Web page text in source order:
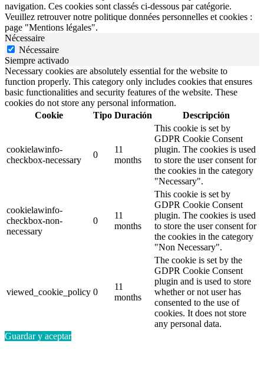
navigation. Ces cookies sont classés ci-dessous par catégorie.
Veuillez retrouver notre politique données personnelles et cookies :
page "Mentions légales".
Nécessaire
Nécessaire
Siempre activado
Necessary cookies are absolutely essential for the website to
function properly. This category only includes cookies that ensures
basic functionalities and security features of the website. These
cookies do not store any personal information.
Cookie
Tipo Duración Descripción
cookielawinfo-
checkbox-necessary
0
11
months
This cookie is set by
GDPR Cookie Consent
plugin. The cookies is used
to store the user consent for
the cookies in the category
"Necessary".
cookielawinfo-
checkbox-non-
necessary
0
11
months
This cookie is set by
GDPR Cookie Consent
plugin. The cookies is used
to store the user consent for
the cookies in the category
"Non Necessary".
viewed_cookie_policy 0
11
months
The cookie is set by the
GDPR Cookie Consent
plugin and is used to store
whether or not user has
consented to the use of
cookies. It does not store
any personal data.
Guardar y aceptar